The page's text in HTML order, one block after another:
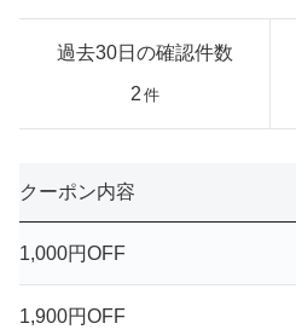
過去30日の確認件数
2 件
クーポン内容
1,000円OFF
1,900円OFF